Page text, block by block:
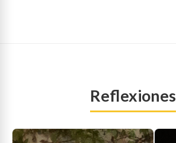
Reflexiones